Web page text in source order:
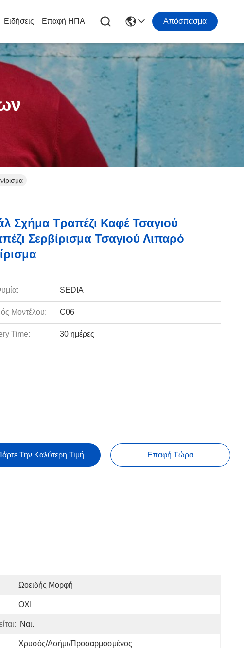
Ειδήσεις Επαφή ΗΠΑ Απόσπασμα
Σχήμα Τραπέζι Καφέ Τσαγιού
Σερβίρισμα Τσαγιού Λιπαρό
SEDIA
Μοντέλου: C06
Time: 30 ημέρες
Την Καλύτερη Τιμή Επαφή Τώρα
Ωοειδής Μορφή
ΟΧΙ
Ναι.
Χρυσός/ασήμι/προσαρμοσμένος